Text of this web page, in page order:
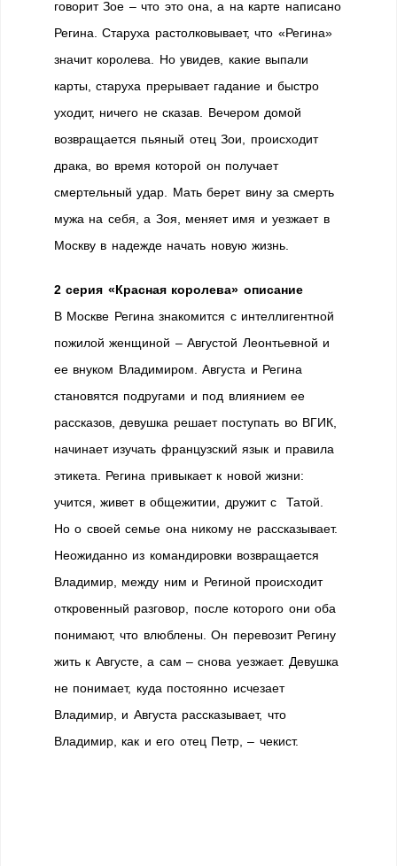
говорит Зое – что это она, а на карте написано
Регина. Старуха растолковывает, что «Регина»
значит королева. Но увидев, какие выпали
карты, старуха прерывает гадание и быстро
уходит, ничего не сказав. Вечером домой
возвращается пьяный отец Зои, происходит
драка, во время которой он получает
смертельный удар. Мать берет вину за смерть
мужа на себя, а Зоя, меняет имя и уезжает в
Москву в надежде начать новую жизнь.
2 серия «Красная королева» описание
В Москве Регина знакомится с интеллигентной
пожилой женщиной – Августой Леонтьевной и
ее внуком Владимиром. Августа и Регина
становятся подругами и под влиянием ее
рассказов, девушка решает поступать во ВГИК,
начинает изучать французский язык и правила
этикета. Регина привыкает к новой жизни:
учится, живет в общежитии, дружит с Татой.
Но о своей семье она никому не рассказывает.
Неожиданно из командировки возвращается
Владимир, между ним и Региной происходит
откровенный разговор, после которого они оба
понимают, что влюблены. Он перевозит Регину
жить к Августе, а сам – снова уезжает. Девушка
не понимает, куда постоянно исчезает
Владимир, и Августа рассказывает, что
Владимир, как и его отец Петр, – чекист.